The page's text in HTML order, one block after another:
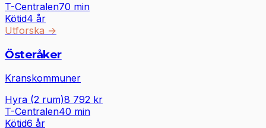
T-Centralen70 min
Kötid4 år
Utforska →
Österåker
Kranskommuner
Hyra (2 rum)8 792 kr
T-Centralen40 min
Kötid6 år